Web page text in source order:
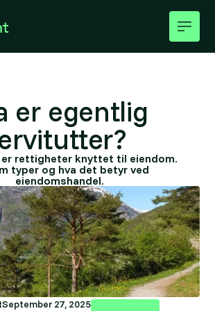
er egentlig
rettigheter knyttet til eiendom.
typer og hva det betyr ved
eiendomshandel.
September 27, 2025